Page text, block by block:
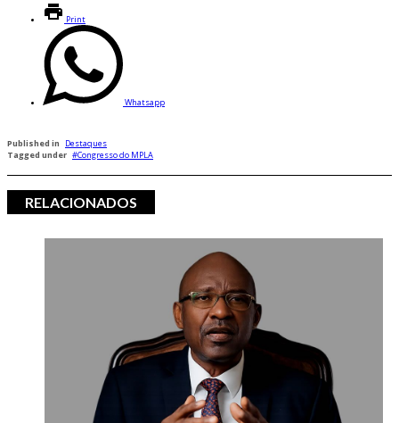
Print
Whatsapp
Published in
Destaques
Tagged under
Congresso do MPLA
RELACIONADOS